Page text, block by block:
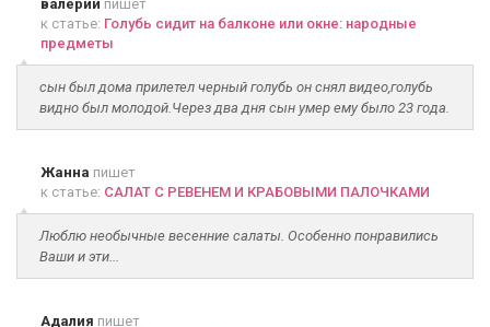
валерий пишет
к статье: Голубь сидит на балконе или окне: народные
предметы
сын был дома прилетел черный голубь он снял видео,голубь
видно был молодой.Через два дня сын умер ему было 23 года.
Жанна пишет
к статье: САЛАТ С РЕВЕНЕМ И КРАБОВЫМИ ПАЛОЧКАМИ
Люблю необычные весенние салаты. Особенно понравились
Ваши и эти...
Адалия пишет